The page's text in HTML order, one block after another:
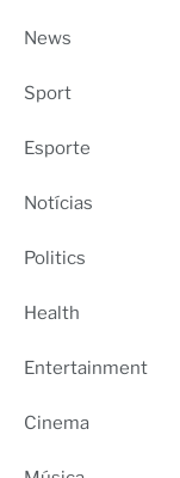
News
Sport
Esporte
Notícias
Politics
Health
Entertainment
Cinema